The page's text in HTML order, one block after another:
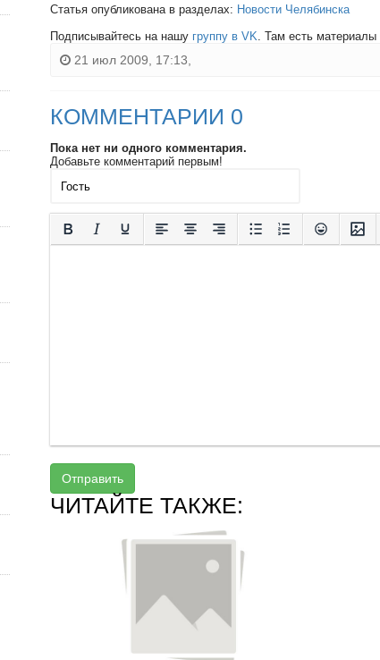
Статья опубликована в разделах: Новости Челябинска
Подписывайтесь на нашу группу в VK. Там есть материалы
21 июл 2009, 17:13,
КОММЕНТАРИИ 0
Пока нет ни одного комментария.
Добавьте комментарий первым!
Отправить
ЧИТАЙТЕ ТАКЖЕ: